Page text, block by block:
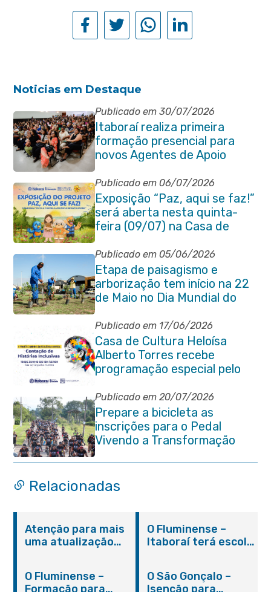
Noticias em Destaque
Publicado em 30/07/2026
Itaboraí realiza primeira
formação presencial para
novos Agentes de Apoio
Escolar
Publicado em 06/07/2026
Exposição “Paz, aqui se faz!”
será aberta nesta quinta-
feira (09/07) na Casa de
Cultura Heloísa Alberto
Torres
Publicado em 05/06/2026
Etapa de paisagismo e
arborização tem início na 22
de Maio no Dia Mundial do
Meio Ambiente
Publicado em 17/06/2026
Casa de Cultura Heloísa
Alberto Torres recebe
programação especial pelo
Publicado em 20/07/2026
Prepare a bicicleta as
inscrições para o Pedal
Vivendo a Transformação
estão abertas em Itaboraí
Relacionadas
Atenção para mais
uma atualização
em Itaboraí (24/05)
O Fluminense –
Itaboraí terá escola
março
O Fluminense –
Formação para
O São Gonçalo –
Isenção para